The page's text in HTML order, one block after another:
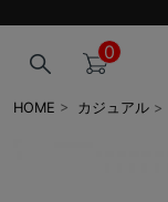
0
HOME > カジュアル >